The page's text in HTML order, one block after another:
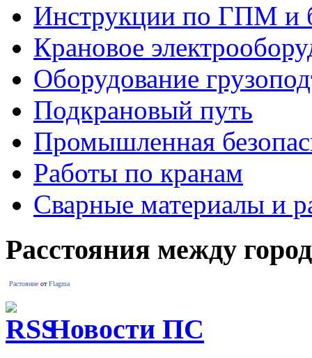
Инструкции по ГПМ и
Крановое
Оборудование
Подкрановый путь
Промышленная
Работы по кранам
Сварные материалы и
Расстояния между
Растояние отFlagma
Новости ПС